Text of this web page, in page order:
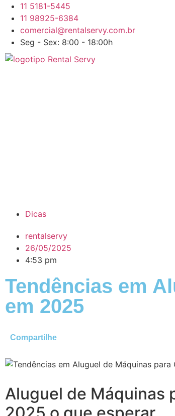
11 5181-5445
11 98925-6384
comercial@rentalservy.com.br
Seg - Sex: 8:00 - 18:00h
Dicas
rentalservy
26/05/2025
4:53 pm
Tendências em
em 2025
Compartilhe
Aluguel de Máquinas